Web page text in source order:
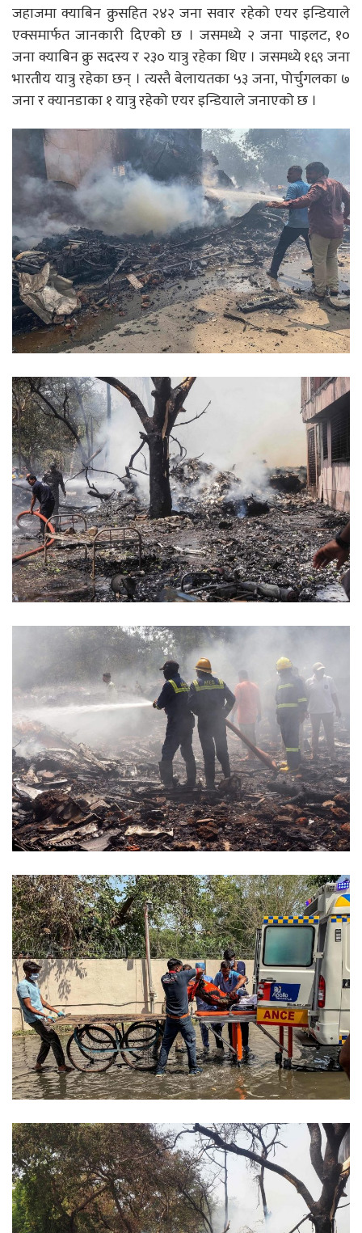
जहाजमा क्याबिन क्रुसहित २४२ जना सवार रहेको एयर इन्डियाले
एक्समार्फत जानकारी दिएको छ । जसमध्ये २ जना पाइलट, १०
जना क्याबिन क्रु सदस्य र २३० यात्रु रहेका थिए । जसमध्ये १६९ जना
भारतीय यात्रु रहेका छन् । त्यस्तै बेलायतका ५३ जना, पोर्चुगलका ७
जना र क्यानडाका १ यात्रु रहेको एयर इन्डियाले जनाएको छ ।